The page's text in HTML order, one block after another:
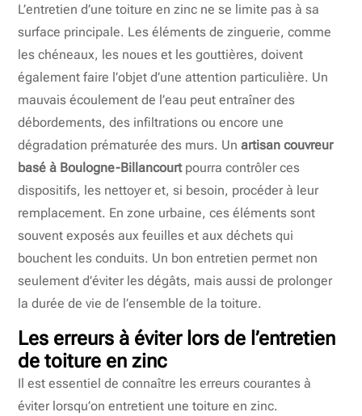
L’entretien d’une toiture en zinc ne se limite pas à sa
surface principale. Les éléments de zinguerie, comme
les chéneaux, les noues et les gouttières, doivent
également faire l’objet d’une attention particulière. Un
mauvais écoulement de l’eau peut entraîner des
débordements, des infiltrations ou encore une
dégradation prématurée des murs. Unartisan couvreur
basé à Boulogne-Billancourtpourra contrôler ces
dispositifs, les nettoyer et, si besoin, procéder à leur
remplacement. En zone urbaine, ces éléments sont
souvent exposés aux feuilles et aux déchets qui
bouchent les conduits. Un bon entretien permet non
seulement d’éviter les dégâts, mais aussi de prolonger
la durée de vie de l’ensemble de la toiture.
Les erreurs à éviter lors de l’entretien
de toiture en zinc
Il est essentiel de connaître les erreurs courantes à
éviter lorsqu’on entretient une toiture en zinc.